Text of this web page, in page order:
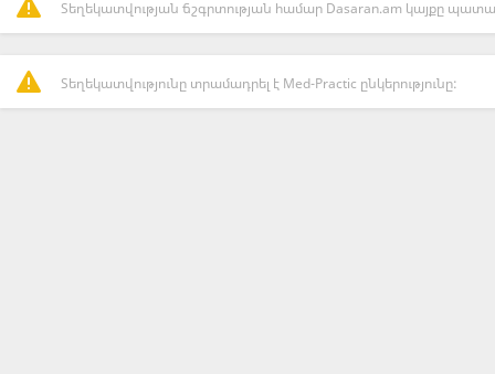
Տեղեկատվության ճշգրտության համար Dasaran.am կայքը
Տեղեկատվությունը տրամադրել է Med-Practic ընկերությունը: